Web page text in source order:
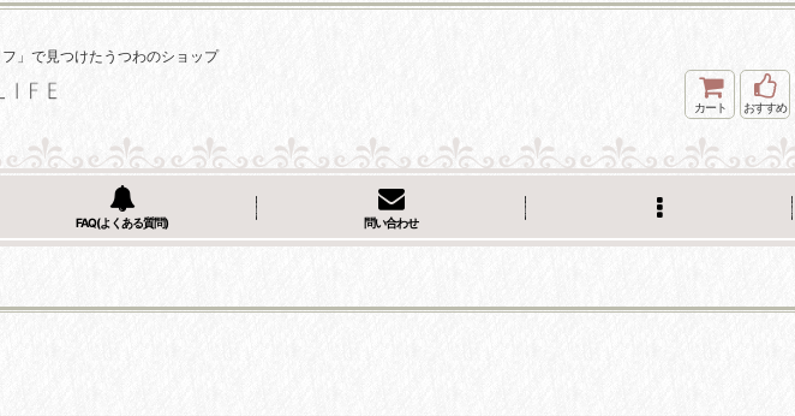
」で見つけたうつわのショップ
カート おすすめ
FAQ(よくある質問) 問い合わせ